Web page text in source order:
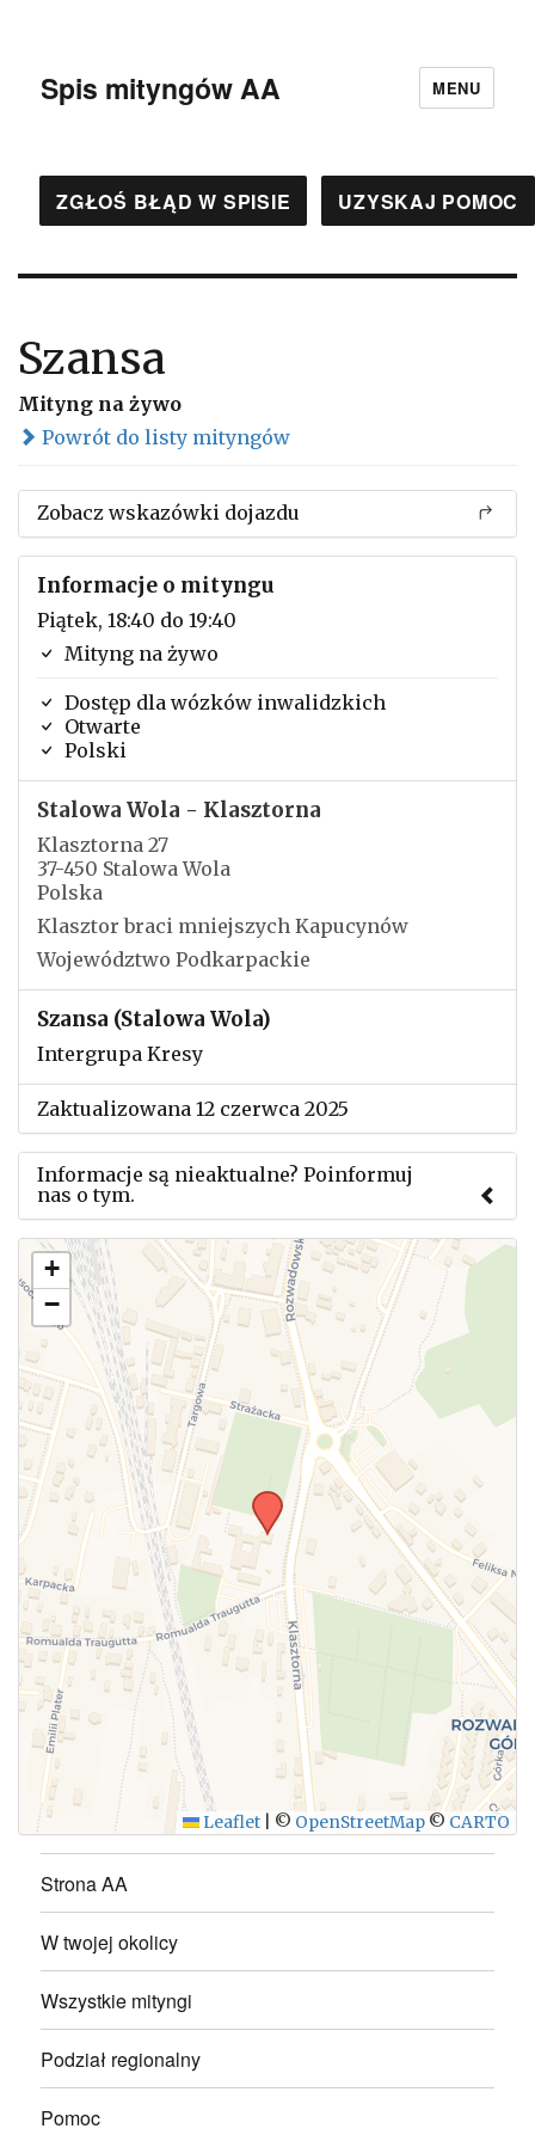
Spis mityngów AA MENU
ZGŁOŚ BŁĄD W SPISIE UZYSKAJ POMOC
Szansa
Mityng na żywo
Powrót do listy mityngów
Zobacz wskazówki dojazdu
Informacje o mityngu
Piątek, 18:40 do 19:40
Mityng na żywo
Dostęp dla wózków inwalidzkich
Otwarte
Polski
Stalowa Wola - Klasztorna
Klasztorna 27
37-450 Stalowa Wola
Polska
Klasztor braci mniejszych Kapucynów
Województwo Podkarpackie
Szansa (Stalowa Wola)
Intergrupa Kresy
Zaktualizowana 12 czerwca 2025
Informacje są nieaktualne? Poinformuj
nas o tym.
Użyj tego formularza aby przesłać informację o
zmianach w powyższym mityngu.
WYŚLIJ
+
−
Leaflet © OpenStreetMap © CARTO
Strona AA
W twojej okolicy
Wszystkie mityngi
Podział regionalny
Pomoc